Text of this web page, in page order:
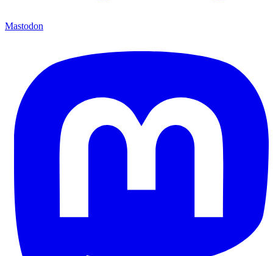
Mastodon